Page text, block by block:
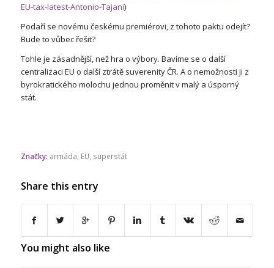
EU-tax-latest-Antonio-Tajani)
Podaří se novému českému premiérovi, z tohoto paktu odejít?
Bude to vůbec řešit?
Tohle je zásadnější, než hra o výbory. Bavíme se o další
centralizaci EU o další ztrátě suverenity ČR. A o nemožnosti ji z
byrokratického molochu jednou proměnit v malý a úsporný
stát.
Značky: armáda, EU, superstát
Share this entry
You might also like